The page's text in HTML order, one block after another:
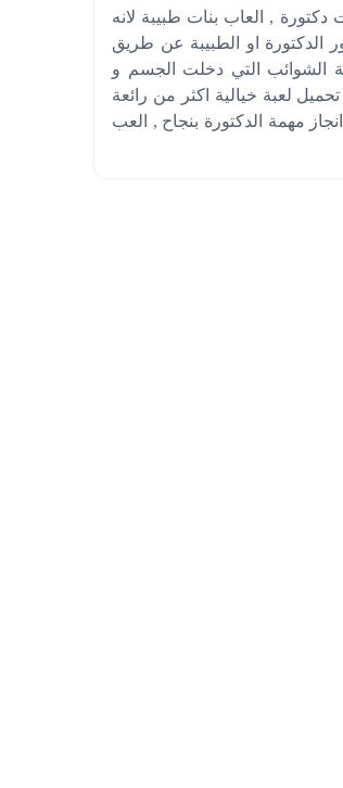
, العاب بنات طبيبة لانه
او الطبيبة عن طريق
الشوائب التي دخلت الجسم و
لعبة خيالية اكثر من رائعة
10 مهمات في الورقة ثم انجاز مهمة الدكتورة بنجاح , العب